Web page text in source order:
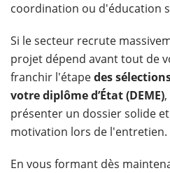
coordination ou d'éducation
Si le secteur recrute
projet dépend avant tout de
franchir l'étapedes
votre diplôme d’État (DEME)
présenter un dossier solide
motivation lors de l'entretien.
En vous formant dès